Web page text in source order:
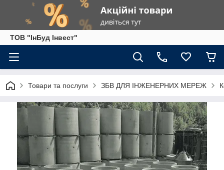
ТОВ "ІнБуд Інвест"
Товари та послуги ЗБВ ДЛЯ ІНЖЕНЕРНИХ МЕРЕЖ